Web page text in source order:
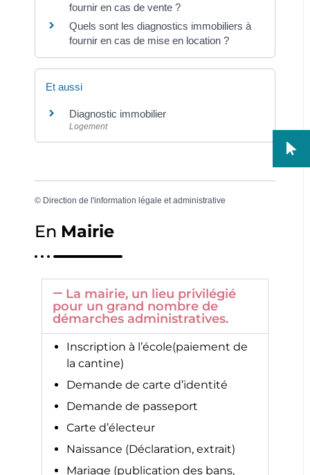
fournir en cas de vente ?
Quels sont les diagnostics immobiliers à
fournir en cas de mise en location ?
Et aussi
Diagnostic immobilier
Logement
© Direction de l'information légale et administrative
En Mairie
La mairie, un lieu privilégié
pour un grand nombre de
démarches administratives.
Inscription à l’école(paiement de
la cantine)
Demande de carte d’identité
Demande de passeport
Carte d’électeur
Naissance (Déclaration, extrait)
Mariage (publication des bans,